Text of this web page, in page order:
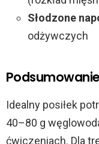
Słodzone
odżywczych
Podsumowanie
Idealny posiłek
40–80 g
ćwiczeniach. Dla